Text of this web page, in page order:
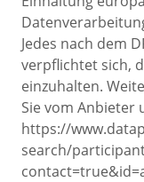
Jedes nach dem
verpflichtet sich,
einzuhalten.
Sie vom Anbieter
https://
search/